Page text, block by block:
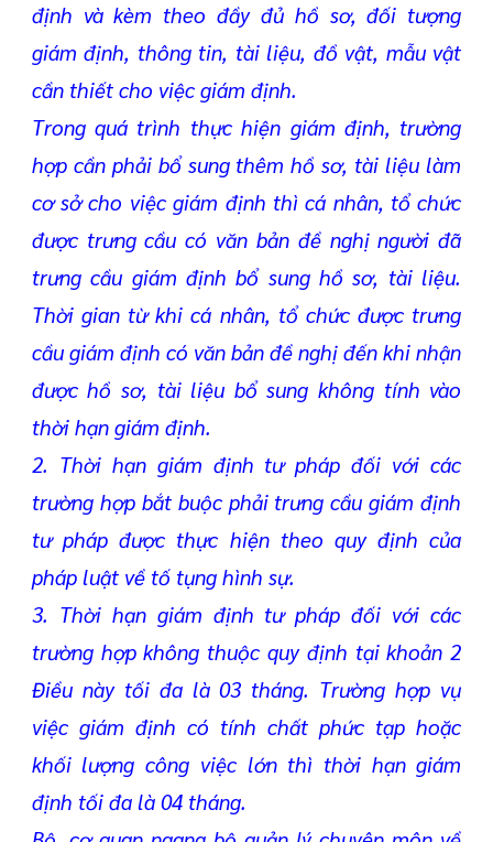
định và kèm theo đầy đủ hồ sơ, đối tượng
giám định, thông tin, tài liệu, đồ vật, mẫu vật
cần thiết cho việc giám định.
Trong quá trình thực hiện giám định, trường
hợp cần phải bổ sung thêm hồ sơ, tài liệu làm
cơ sở cho việc giám định thì cá nhân, tổ chức
được trưng cầu có văn bản đề nghị người đã
trưng cầu giám định bổ sung hồ sơ, tài liệu.
Thời gian từ khi cá nhân, tổ chức được trưng
cầu giám định có văn bản đề nghị đến khi nhận
được hồ sơ, tài liệu bổ sung không tính vào
thời hạn giám định.
2. Thời hạn giám định tư pháp đối với các
trường hợp bắt buộc phải trưng cầu giám định
tư pháp được thực hiện theo quy định của
pháp luật về tố tụng hình sự.
3. Thời hạn giám định tư pháp đối với các
trường hợp không thuộc quy định tại khoản 2
Điều này tối đa là 03 tháng. Trường hợp vụ
việc giám định có tính chất phức tạp hoặc
khối lượng công việc lớn thì thời hạn giám
định tối đa là 04 tháng.